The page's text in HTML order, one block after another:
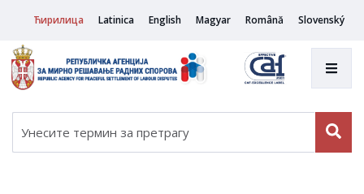
Ћирилица Latinica English Magyar Română Slovenský